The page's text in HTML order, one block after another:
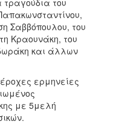
Σαββόπουλου, του
Κραουνάκη, του
και άλλων
ερμηνείες
με 5μελή